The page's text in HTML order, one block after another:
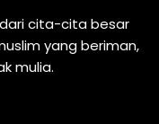
dari cita-cita besar
yang beriman,
mulia.